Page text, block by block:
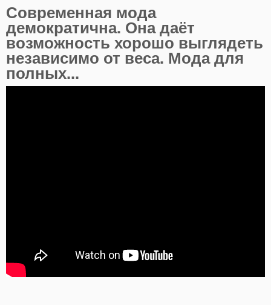
Современная мода
демократична. Она даёт
возможность хорошо выглядеть
независимо от веса. Мода для
полных...